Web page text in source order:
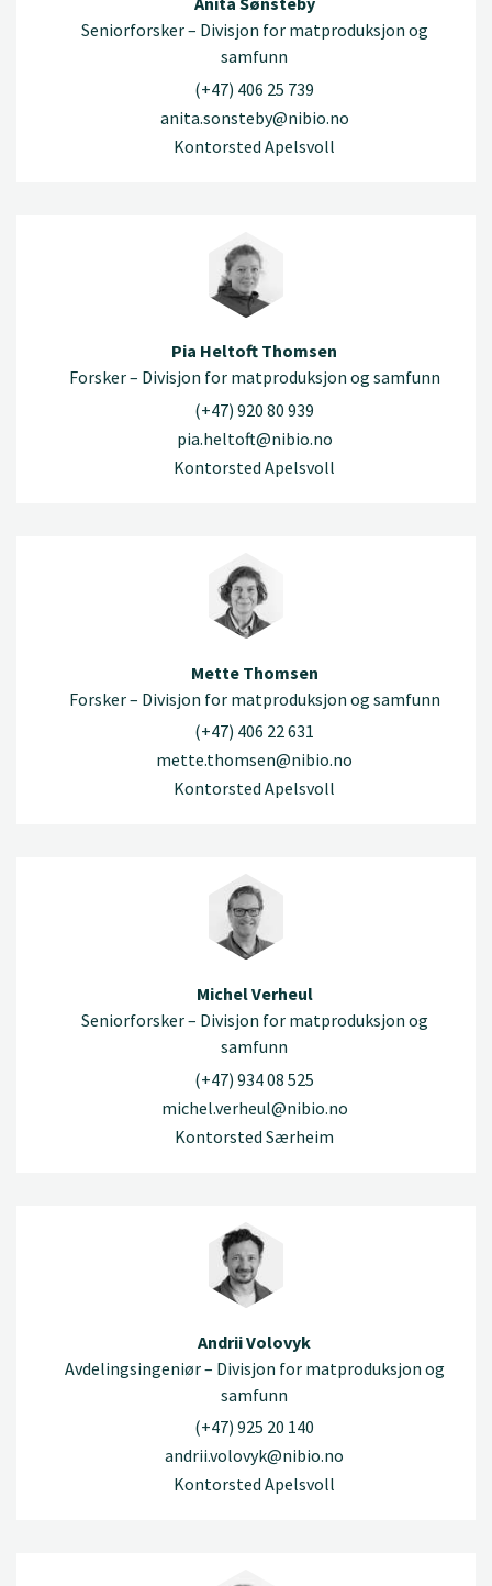
Seniorforsker – Divisjon for matproduksjon og
samfunn
(+47) 406 25 739
anita.sonsteby@nibio.no
Kontorsted Apelsvoll
Pia Heltoft Thomsen
Forsker – Divisjon for matproduksjon og samfunn
(+47) 920 80 939
pia.heltoft@nibio.no
Kontorsted Apelsvoll
Mette Thomsen
Forsker – Divisjon for matproduksjon og samfunn
(+47) 406 22 631
mette.thomsen@nibio.no
Kontorsted Apelsvoll
Michel Verheul
Seniorforsker – Divisjon for matproduksjon og
samfunn
(+47) 934 08 525
michel.verheul@nibio.no
Kontorsted Særheim
Andrii Volovyk
Avdelingsingeniør – Divisjon for matproduksjon og
samfunn
(+47) 925 20 140
andrii.volovyk@nibio.no
Kontorsted Apelsvoll